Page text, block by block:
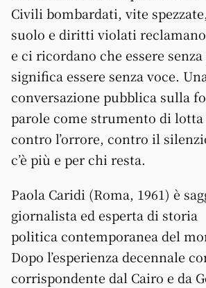
Civili bombardati, vite
suolo e diritti violati
e ci ricordano che essere
significa essere senza voce. Una
conversazione pubblica sulla
parole come strumento di lotta
contro l’orrore, contro il
c’è più e per chi resta.
Paola Caridi (Roma, 1961) è
giornalista ed esperta di storia
politica contemporanea del
Dopo l’esperienza decennale
corrispondente dal Cairo e da